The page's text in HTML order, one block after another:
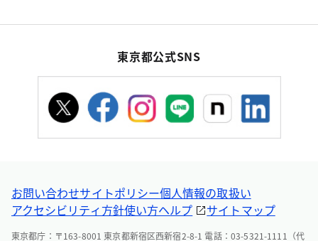
東京都公式SNS
お問い合わせサイトポリシー個人情報の取扱い
アクセシビリティ方針使い方ヘルプ サイトマップ
東京都庁：〒163-8001 東京都新宿区西新宿2-8-1 電話：03-5321-1111（代